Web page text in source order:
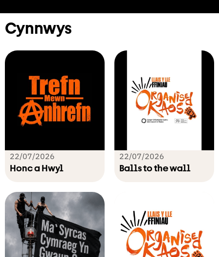
Cynnwys
22/07/2026
Honc a Hwyl
22/07/2026
Balls to the wall